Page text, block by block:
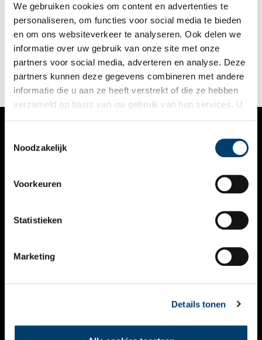
We gebruiken cookies om content en advertenties te
personaliseren, om functies voor social media te bieden
en om ons websiteverkeer te analyseren. Ook delen we
informatie over uw gebruik van onze site met onze
partners voor social media, adverteren en analyse. Deze
partners kunnen deze gegevens combineren met andere
informatie die u aan ze heeft verstrekt of die ze hebben
verzameld op basis van uw gebruik van hun services. U
Noodzakelijk
Voorkeuren
Statistieken
Marketing
Details tonen
Het komt niet vaak voor dat er nieuwe musea uit de grond
schieten, maar áls het gebeurt is dat wel in Amsterdam. Zoals
onze hoofdstad in 1988 de primeur had met nieuwe
elektronische dancemuziek, heeft ze dat nu met ’s werelds
eerste housemuseum. Je kunt er terecht voor een interactieve
reis door de geschiedenis van housemuziek, het (her)beleven
van het clubgevoel dat je in coronatijd hebt moeten missen en
het leren knoppendraaien als een echte dj.
VERHALEN
KALENDER
THEMA’S
VIDEO’S
CONTACT